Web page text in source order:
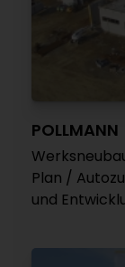
POLLMANN
Plan /
und